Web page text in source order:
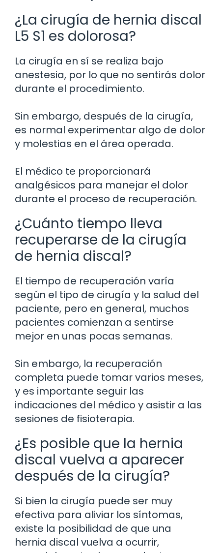
¿La cirugía de hernia discal
L5 S1 es dolorosa?
La cirugía en sí se realiza bajo
anestesia, por lo que no sentirás dolor
durante el procedimiento.
Sin embargo, después de la cirugía,
es normal experimentar algo de dolor
y molestias en el área operada.
El médico te proporcionará
analgésicos para manejar el dolor
durante el proceso de recuperación.
¿Cuánto tiempo lleva
recuperarse de la cirugía
de hernia discal?
El tiempo de recuperación varía
según el tipo de cirugía y la salud del
paciente, pero en general, muchos
pacientes comienzan a sentirse
mejor en unas pocas semanas.
Sin embargo, la recuperación
completa puede tomar varios meses,
y es importante seguir las
indicaciones del médico y asistir a las
sesiones de fisioterapia.
¿Es posible que la hernia
discal vuelva a aparecer
después de la cirugía?
Si bien la cirugía puede ser muy
efectiva para aliviar los síntomas,
existe la posibilidad de que una
hernia discal vuelva a ocurrir,